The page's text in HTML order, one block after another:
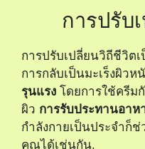
การปรับ
การปรับเปลี่ยนวิถีชีวิต
การกลับเป็นมะเร็งผิวห
รุนแรง โดยการใช้ครีม
ผิว การรับประทานอาห
กำลังกายเป็นประจำก็
คุณได้เช่นกัน.